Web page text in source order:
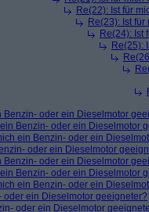
Re(22): Ist für
Re(23): Ist
Re(24): Ist
Re(25):
Benzin- oder ein Dieselmotor
Benzin- oder ein Dieselmotor
ein Benzin- oder ein
oder ein Dieselmotor
Benzin- oder ein Dieselmotor
Benzin- oder ein Dieselmotor
ein Benzin- oder ein
oder ein Dieselmotor geeigneter?
oder ein Dieselmotor